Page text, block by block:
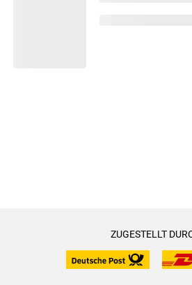
ZUGESTELLT